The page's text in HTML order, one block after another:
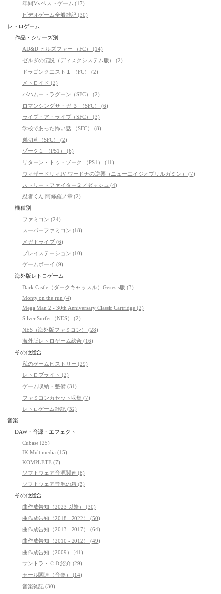
年間Myベストゲーム (17)
ビデオゲーム全般雑記 (30)
レトロゲーム
作品・シリーズ別
AD&D ヒルズファー （FC） (14)
ゼルダの伝説（ディスクシステム版） (2)
ドラゴンクエスト１ （FC） (2)
メトロイド (2)
バハムートラグーン（SFC） (2)
ロマンシングサ・ガ ３ （SFC） (6)
ライブ・ア・ライブ（SFC） (3)
学校であった怖い話 （SFC） (8)
弟切草（SFC） (2)
ゾーク１ （PS1） (6)
リターン・トゥ・ゾーク （PS1） (11)
ウィザードリィIV ワードナの逆襲（ニューエイジオブリルガミン） (7)
ストリートファイター２／ダッシュ (4)
忍者くん 阿修羅ノ章 (2)
機種別
ファミコン (24)
スーパーファミコン (18)
メガドライブ (6)
プレイステーション (10)
ゲームボーイ (9)
海外版レトロゲーム
Dark Castle（ダークキャッスル）Genesis版 (3)
Monty on the run (4)
Mega Man 2 - 30th Anniversary Classic Cartridge (2)
Silver Surfer（NES） (2)
NES（海外版ファミコン） (28)
海外版レトロゲーム総合 (16)
その他総合
私のゲームヒストリー (29)
レトロブライト (2)
ゲーム収納・整備 (31)
ファミコンカセット収集 (7)
レトロゲーム雑記 (32)
音楽
DAW・音源・エフェクト
Cubase (25)
IK Multimedia (15)
KOMPLETE (7)
ソフトウェア音源関連 (8)
ソフトウェア音源の箱 (3)
その他総合
曲作成告知（2023 以降） (30)
曲作成告知（2018 - 2022） (50)
曲作成告知（2013 - 2017） (64)
曲作成告知（2010 - 2012） (49)
曲作成告知（2009） (41)
サントラ・ＣＤ紹介 (29)
セール関連（音楽） (14)
音楽雑記 (30)